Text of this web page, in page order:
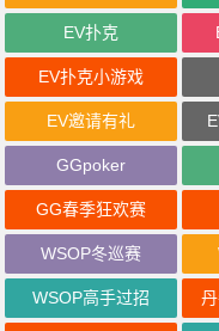
EV扑克
EV扑克小游戏
EV邀请有礼
GGpoker
GG春季狂欢赛
WSOP冬巡赛
WSOP高手过招